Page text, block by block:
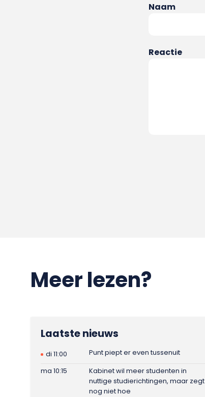
Naam
Reactie
Meer lezen?
Laatste nieuws
di 11:00
Punt piept er even tussenuit
ma 10:15
Kabinet wil meer studenten in
nuttige studierichtingen, maar zegt
nog niet hoe